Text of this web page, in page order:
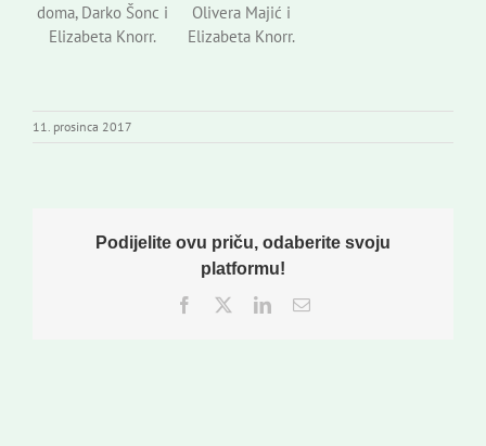
doma, Darko Šonc i
Elizabeta Knorr.
Olivera Majić i
Elizabeta Knorr.
11. prosinca 2017
Podijelite ovu priču, odaberite svoju
platformu!
Facebook
TwitterLinkedInEmail: